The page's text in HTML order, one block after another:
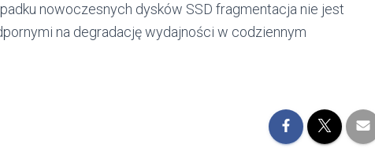
nowoczesnych dysków SSD fragmentacja nie jest
na degradację wydajności w codziennym